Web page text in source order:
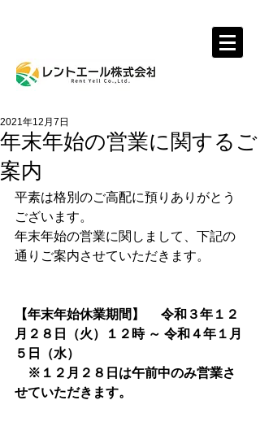
レントール株式会社
年末年始の営業に関するご
案内
2021年12月7日
平素は格別のご高配に預りありがとう
ございます。
年末年始の営業に関しまして、下記の
通りご案内させていただきます。
【年末年始休業期間】 　令和３年１２
月２８日（火）１２時 ～ 令和４年１月
５日（水）
※１２月２８日は午前中のみ営業さ
せていただきます。